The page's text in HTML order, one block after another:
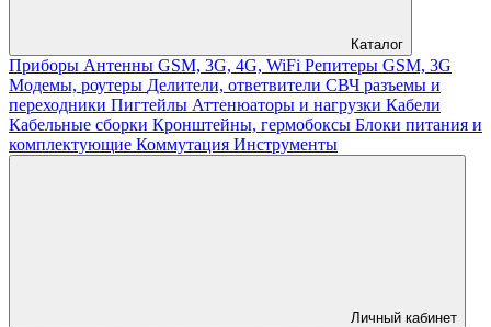
Каталог
Приборы Антенны GSM, 3G, 4G, WiFi Репитеры GSM, 3G
Модемы, роутеры Делители, ответвители СВЧ разъемы и
переходники Пигтейлы Аттенюаторы и нагрузки Кабели
Кабельные сборки Кронштейны, гермобоксы Блоки питания и
комплектующие Коммутация Инструменты
Личный кабинет